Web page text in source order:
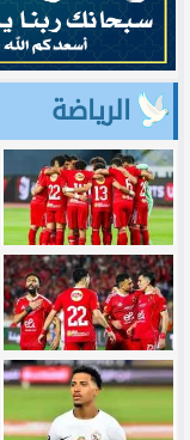
الرياضة